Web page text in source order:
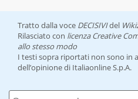
Tratto dalla voce DECISIVIdel
Rilasciato con licenza Creative
allo stesso modo
I testi sopra riportati non sono in
dell’opinione di Italiaonline S.p.A.